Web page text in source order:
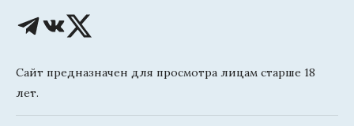
Сайт предназначен для просмотра лицам старше 18
лет.